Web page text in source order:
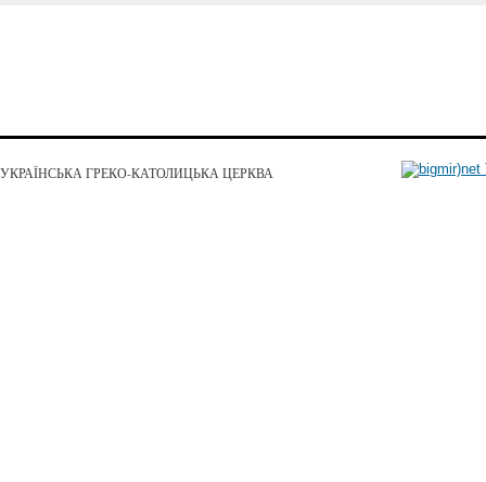
УКРАЇНСЬКА ГРЕКО-КАТОЛИЦЬКА ЦЕРКВА